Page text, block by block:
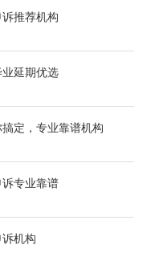
推荐机构
延期优选
定，专业靠谱机构
专业靠谱
机构